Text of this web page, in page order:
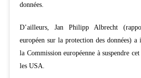
données.
D’ailleurs, Jan Philipp Albrecht
européen sur la protection des données)
la Commission européenne à suspendre
les USA.